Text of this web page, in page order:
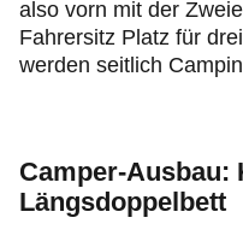
also vorn mit der
Fahrersitz Platz für
werden seitlich
Camper-Ausbau:
Längsdoppelbett